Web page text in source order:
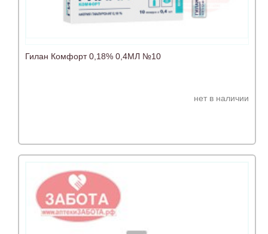
Гилан Комфорт 0,18% 0,4МЛ №10
нет в наличии